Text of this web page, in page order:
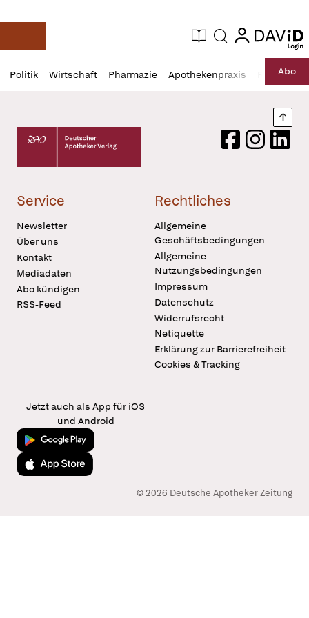
Deutsche Apotheker Zeitung
Aktuelle Ausgabe
Suche login
login
Politik Wirtschaft Pharmazie Apothekenpraxis RechtAbo
Profil
öffnen
Daz
Pur
Deutscher Apotheker Verlag Logo
FacebookInstagram
Service
Newsletter
Über uns
Kontakt
Mediadaten
Abo kündigen
RSS-Feed
Rechtliches
Allgemeine
Geschäftsbedingungen
Allgemeine
Nutzungsbedingungen
Impressum
Datenschutz
Widerrufsrecht
Netiquette
Erklärung zur Barrierefreiheit
Cookies & Tracking
Jetzt auch als App für iOS
und Android
Jetzt bei Google Play
Laden im App Store
© 2026 Deutsche Apotheker Zeitung